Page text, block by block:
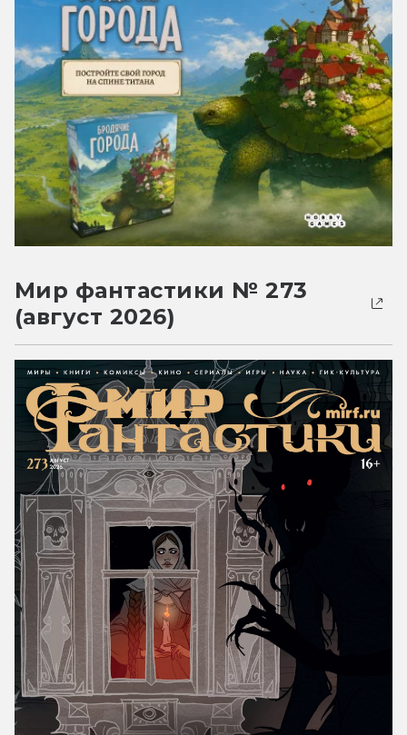
Мир фантастики № 273
(август 2026)